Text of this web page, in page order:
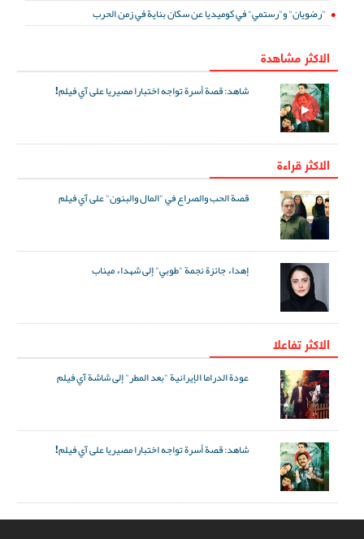
"رضويان" و"رستمي" في كوميديا عن سكان بناية في زمن الحرب
الاكثر مشاهدة
شاهد: قصة أسرة تواجه اختبارا مصيريا على آي فيلم!
الاكثر قراءة
قصة الحب والصراع في "المال والبنون" على آي فيلم
إهداء جائزة نجمة "طوبي" إلى شهداء ميناب
الاکثر تفاعلا
عودة الدراما الإيرانية "بعد المطر" إلى شاشة آي فيلم
شاهد: قصة أسرة تواجه اختبارا مصيريا على آي فيلم!